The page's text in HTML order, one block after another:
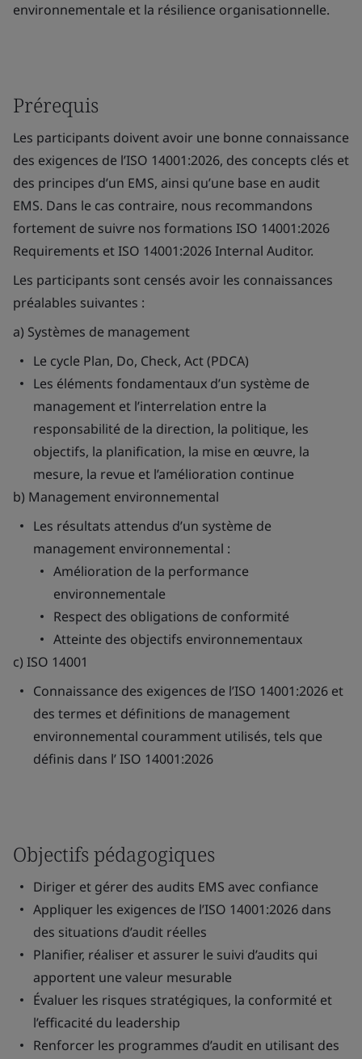
environnementale et la résilience organisationnelle.
Prérequis
Les participants doivent avoir une bonne connaissance
des exigences de l’ISO 14001:2026, des concepts clés et
des principes d’un EMS, ainsi qu’une base en audit
EMS. Dans le cas contraire, nous recommandons
fortement de suivre nos formations ISO 14001:2026
Requirements et ISO 14001:2026 Internal Auditor.
Les participants sont censés avoir les connaissances
préalables suivantes :
a) Systèmes de management
Le cycle Plan, Do, Check, Act (PDCA)
Les éléments fondamentaux d’un système de
management et l’interrelation entre la
responsabilité de la direction, la politique, les
objectifs, la planification, la mise en œuvre, la
mesure, la revue et l’amélioration continue
b) Management environnemental
Les résultats attendus d’un système de
management environnemental :
Amélioration de la performance
environnementale
Respect des obligations de conformité
Atteinte des objectifs environnementaux
c) ISO 14001
Connaissance des exigences de l’ISO 14001:2026 et
des termes et définitions de management
environnemental couramment utilisés, tels que
définis dans l’ ISO 14001:2026
Objectifs pédagogiques
Diriger et gérer des audits EMS avec confiance
Appliquer les exigences de l’ISO 14001:2026 dans
des situations d’audit réelles
Planifier, réaliser et assurer le suivi d’audits qui
apportent une valeur mesurable
Évaluer les risques stratégiques, la conformité et
l’efficacité du leadership
Renforcer les programmes d’audit en utilisant des